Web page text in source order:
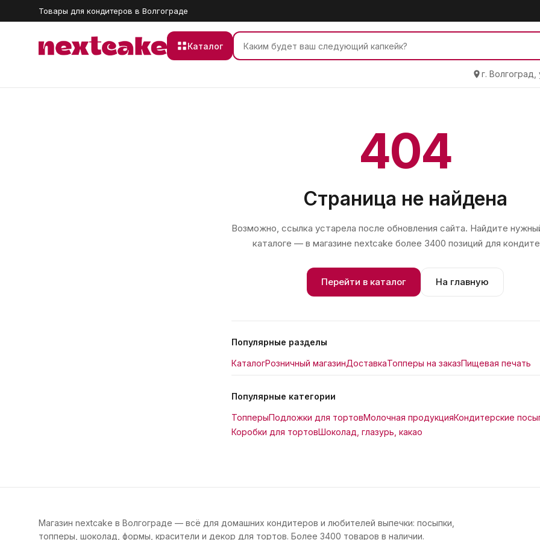
Товары для кондитеров в Волгограде
Каталог
г.
404
Страница не найдена
Возможно, ссылка устарела после обновления сайта. Найдите
каталоге — в магазине nextcake более 3400 позиций для
Перейти в каталог На главную
Популярные разделы
КаталогРозничный магазинДоставкаТопперы на заказПищевая печать
Популярные категории
ТопперыПодложки для тортовМолочная продукцияКондитерские
Коробки для тортовШоколад, глазурь, какао
Магазин nextcake в Волгограде — всё для домашних кондитеров и любителей выпечки: посыпки,
топперы, шоколад, формы, красители и декор для тортов. Более 3400 товаров в наличии.